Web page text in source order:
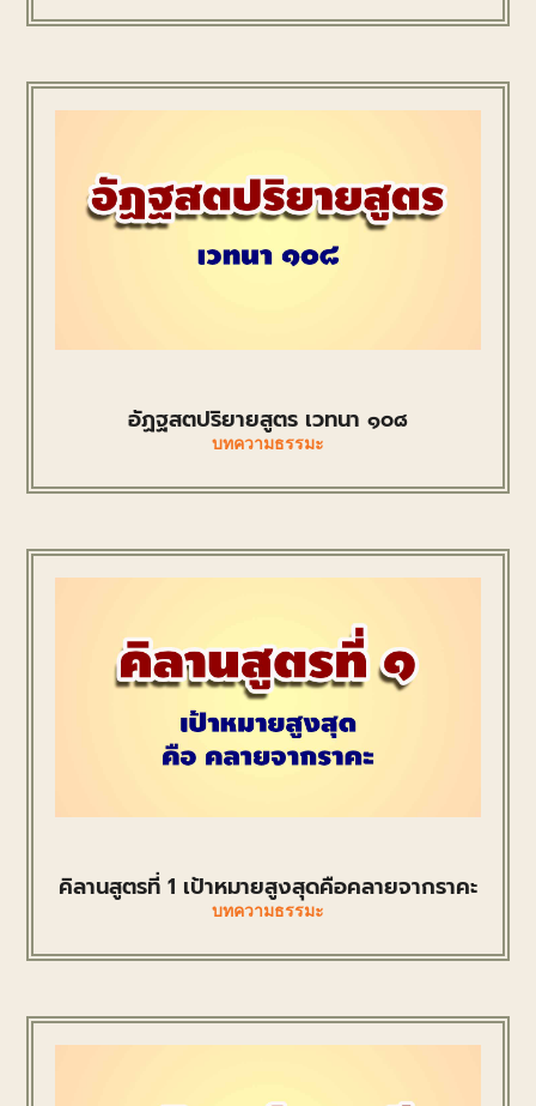
อัฏฐสตปริยายสูตร เวทนา ๑๐๘
บทความธรรมะ
คิลานสูตรที่ 1 เป้าหมายสูงสุดคือคลายจากราคะ
บทความธรรมะ